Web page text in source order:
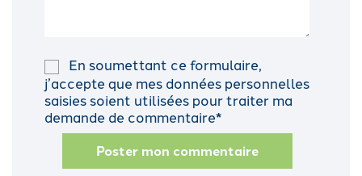
En soumettant ce formulaire,
j’accepte que mes données personnelles
saisies soient utilisées pour traiter ma
demande de commentaire*
Poster mon commentaire